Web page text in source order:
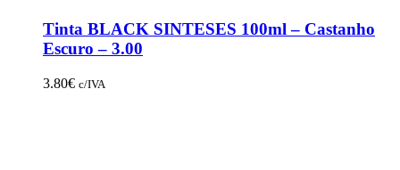
Tinta BLACK SINTESES 100ml – Castanho
Escuro – 3.00
3.80€ c/IVA